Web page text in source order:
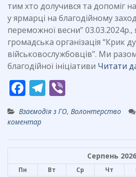
тим хто долучився та допоміг
у ярмарці на благодійному
переможної весни” 03.03.2024р.,
громадська організація “Крик
військовослужбовців”. Ми
благодійної ініціативи Читати
F
e
b
o
o
T
el
e
gr
a
m
b
er
Взаємодія з ГО, Волонтерство
коментар
Серпень 2026
Пн Вт Ср Чт